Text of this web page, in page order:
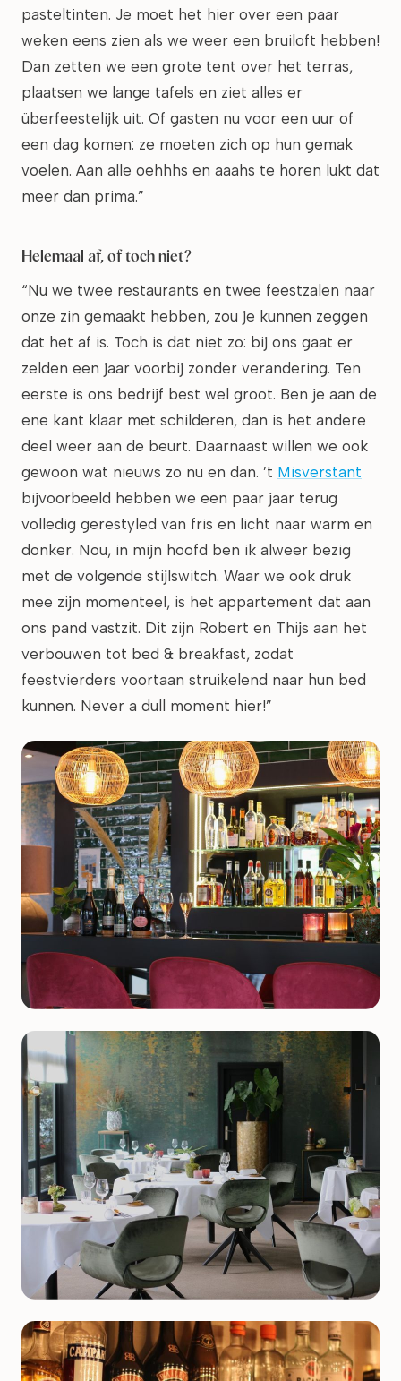
pasteltinten. Je moet het hier over een paar
weken eens zien als we weer een bruiloft hebben!
Dan zetten we een grote tent over het terras,
plaatsen we lange tafels en ziet alles er
überfeestelijk uit. Of gasten nu voor een uur of
een dag komen: ze moeten zich op hun gemak
voelen. Aan alle oehhhs en aaahs te horen lukt dat
meer dan prima.”
Helemaal af, of toch niet?
“Nu we twee restaurants en twee feestzalen naar
onze zin gemaakt hebben, zou je kunnen zeggen
dat het af is. Toch is dat niet zo: bij ons gaat er
zelden een jaar voorbij zonder verandering. Ten
eerste is ons bedrijf best wel groot. Ben je aan de
ene kant klaar met schilderen, dan is het andere
deel weer aan de beurt. Daarnaast willen we ook
gewoon wat nieuws zo nu en dan. ’t Misverstant
bijvoorbeeld hebben we een paar jaar terug
volledig gerestyled van fris en licht naar warm en
donker. Nou, in mijn hoofd ben ik alweer bezig
met de volgende stijlswitch. Waar we ook druk
mee zijn momenteel, is het appartement dat aan
ons pand vastzit. Dit zijn Robert en Thijs aan het
verbouwen tot bed & breakfast, zodat
feestvierders voortaan struikelend naar hun bed
kunnen. Never a dull moment hier!”